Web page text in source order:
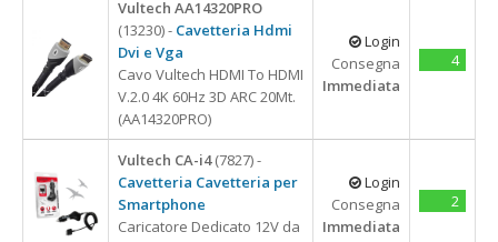
TOSHIBA
ASUS
DELL
LENOVO
Monitor Portatili
14" Touch
15,6" Doppio
15,6" Touch
Tastiere notebook
TopCase Notebook
Ventole desktop
Ventole notebook
Vultech AA14320PRO
(13230) - Cavetteria Hdmi
Dvi e Vga
Cavo Vultech HDMI To HDMI
V.2.0 4K 60Hz 3D ARC 20Mt.
(AA14320PRO)
Login
Consegna
Immediata
4
Vultech CA-i4(7827) -
Cavetteria Cavetteria per
Smartphone
Caricatore Dedicato 12V da
Login
Consegna
Immediata
2